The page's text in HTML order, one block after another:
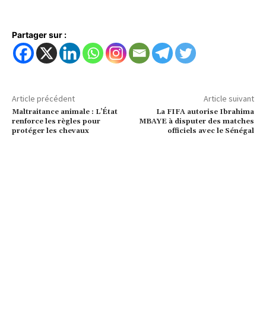
Partager sur :
Article précédent
Maltraitance animale : L’État
renforce les règles pour
protéger les chevaux
Article suivant
La FIFA autorise Ibrahima
MBAYE à disputer des matches
officiels avec le Sénégal